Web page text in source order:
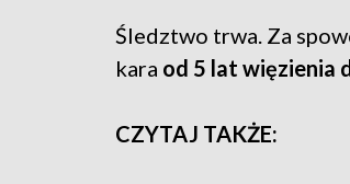
Śledztwo trwa. Za
kara od 5 lat więzienia
CZYTAJ TAKŻE: